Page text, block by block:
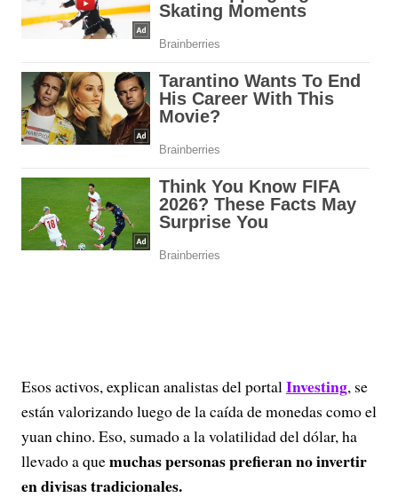
Esos activos, explican analistas del portalInvesting, se
están valorizando luego de la caída de monedas como el
yuan chino. Eso, sumado a la volatilidad del dólar, ha
llevado a quemuchas personas prefieran no invertir
en divisas tradicionales.